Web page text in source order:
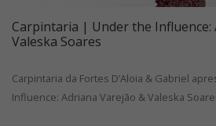
Carpintaria | Under the Influence:
Valeska Soares
Carpintaria da Fortes D’Aloia & Gabriel
Influence: Adriana Varejão & Valeska